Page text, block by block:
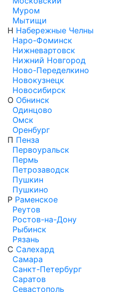
Муром
Мытищи
Н Набережные Челны
Наро-Фоминск
Нижневартовск
Нижний Новгород
Ново-Переделкино
Новокузнецк
Новосибирск
О Обнинск
Одинцово
Омск
Оренбург
П Пенза
Первоуральск
Пермь
Петрозаводск
Пушкин
Пушкино
Р Раменское
Реутов
Ростов-на-Дону
Рыбинск
Рязань
С Салехард
Самара
Санкт-Петербург
Саратов
Севастополь